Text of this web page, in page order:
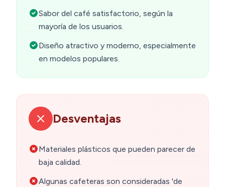
Sabor del café satisfactorio, según la
mayoría de los usuarios.
Diseño atractivo y moderno, especialmente
en modelos populares.
Desventajas
Materiales plásticos que pueden parecer de
baja calidad.
Algunas cafeteras son consideradas 'de